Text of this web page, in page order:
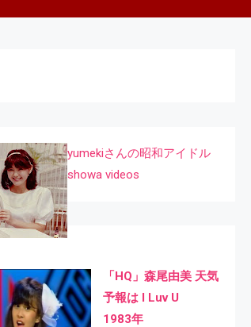
yumekiさんの昭和アイドル
showa videos
「HQ」森尾由美 天気
予報は I Luv U
1983年